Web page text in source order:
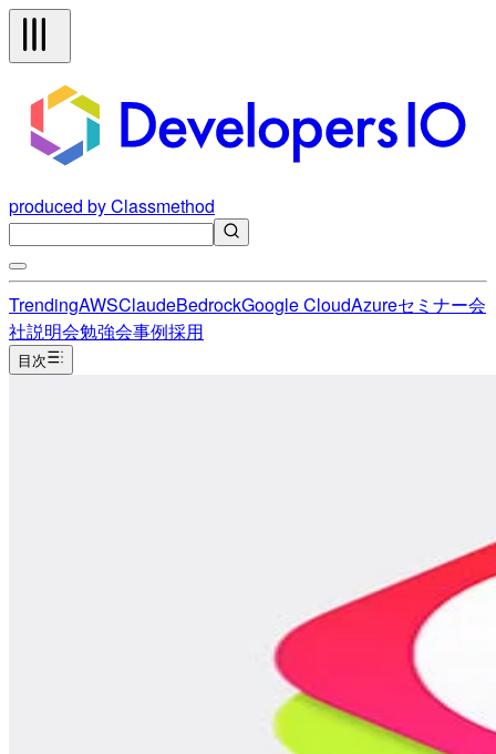
produced by Classmethod
TrendingAWSClaudeBedrockGoogle CloudAzureセミナー会
社説明会勉強会事例採用
目次